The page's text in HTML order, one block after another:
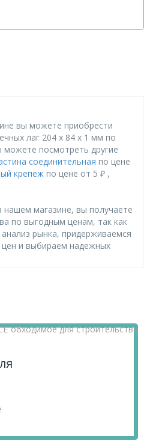
вы можете приобрести
лаг 204 х 84 х 1 мм по
посмотреть другие
соединительная по цене
крепеж по цене от 5 ₽ ,
магазине, вы получаете
по выгодным ценам, так как
рынка, придерживаемся
и выбираем надежных
для поперечных лаг 204 х
вы можете задать их по